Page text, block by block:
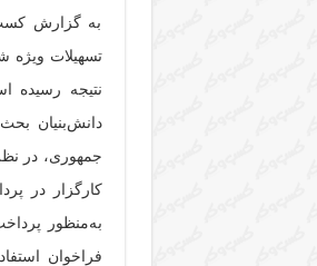
به گزارش
تسهیلات ویژه
نتیجه رسیده
دانش‌بنیان
کارگزار در
به‌منظور
فراخوان